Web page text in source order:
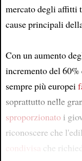
mercato degli affitti
cause principali
Con un aumento
incremento del
sempre più europei
soprattutto nelle
sproporzionatoi
riconoscere che
condivisa
che